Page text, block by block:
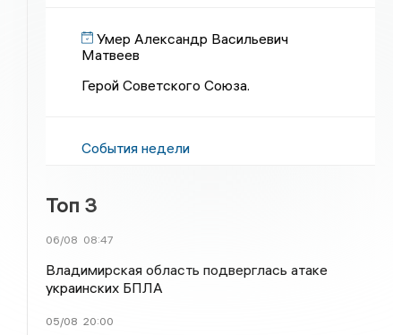
Умер Александр Васильевич
Матвеев
Герой Советского Союза.
События недели
Топ 3
06/08 08:47
Владимирская область подверглась атаке
украинских БПЛА
05/08 20:00